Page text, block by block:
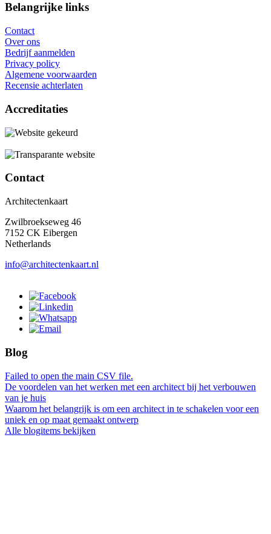
Belangrijke links
Contact
Over ons
Bedrijf aanmelden
Privacy policy
Algemene voorwaarden
Recensie achterlaten
Accreditaties
Contact
Architectenkaart
Zwilbroekseweg 46
7152 CK Eibergen
Netherlands
info@architectenkaart.nl
Blog
Failed to open the main CSV file.
De voordelen van het werken met een architect bij het verbouwen
van je huis
Waarom het belangrijk is om een architect in te schakelen voor een
uniek en op maat gemaakt ontwerp
Alle blogitems bekijken